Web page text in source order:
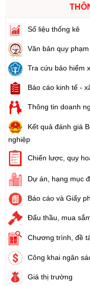
Số liệu thống kê
Văn bản quy
Tra cứu bảo hiểm
Báo cáo kinh tế -
Thông tin doanh
Kết quả đánh giá
nghiệp
Chiến lược, quy
Dự án, hạng mục
Báo cáo và Giấy
Đấu thầu, mua
Chương trình, đề
Công khai ngân
Giá thị trường